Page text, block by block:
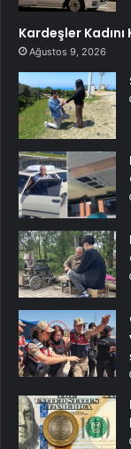
Kardeşler
Ağustos 9, 2026